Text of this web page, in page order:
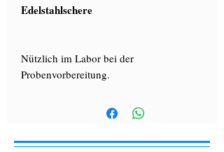
Edelstahlschere
Nützlich im Labor bei der
Probenvorbereitung.